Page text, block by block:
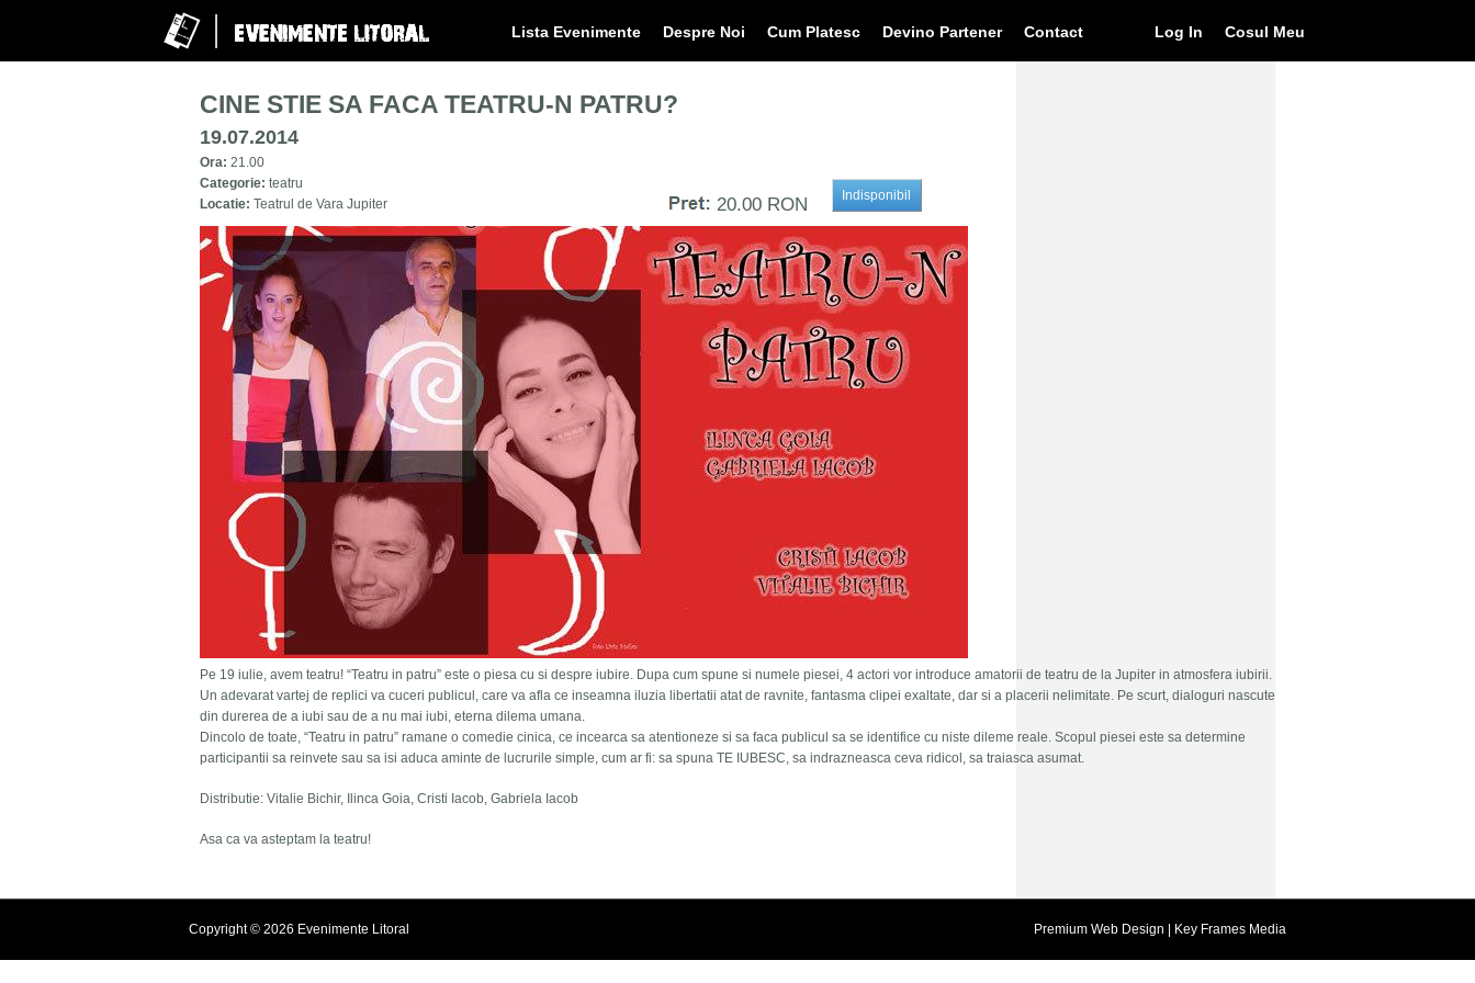
Lista Evenimente Despre Noi Cum Platesc Devino Partener Contact Cosul Meu
Log In
CINE STIE SA FACA TEATRU-N PATRU?
19.07.2014
Ora: 21.00
Categorie: teatru
Locatie: Teatrul de Vara Jupiter 20.00 RON
Pe 19 iulie, avem teatru! “Teatru in patru” este o piesa cu si despre iubire. Dupa cum spune si numele piesei, 4 actori vor introduce amatorii de teatru de la Jupiter in atmosfera iubirii.
Un adevarat vartej de replici va cuceri publicul, care va afla ce inseamna iluzia libertatii atat de ravnite, fantasma clipei exaltate, dar si a placerii nelimitate. Pe scurt, dialoguri nascute
din durerea de a iubi sau de a nu mai iubi, eterna dilema umana.
Dincolo de toate, “Teatru in patru” ramane o comedie cinica, ce incearca sa atentioneze si sa faca publicul sa se identifice cu niste dileme reale. Scopul piesei este sa determine
participantii sa reinvete sau sa isi aduca aminte de lucrurile simple, cum ar fi: sa spuna TE IUBESC, sa indrazneasca ceva ridicol, sa traiasca asumat.
Distributie: Vitalie Bichir, Ilinca Goia, Cristi Iacob, Gabriela Iacob
Asa ca va asteptam la teatru!
Copyright © 2026 Evenimente Litoral Premium Web Design | Key Frames Media